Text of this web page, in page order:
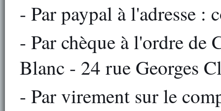
- Par paypal à l'adresse :
- Par chèque à l'ordre de
Blanc - 24 rue Georges
- Par virement sur le